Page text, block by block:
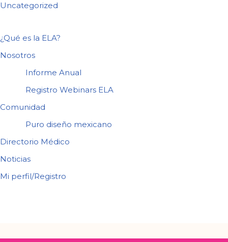
Uncategorized
¿Qué es la ELA?
Nosotros
Informe Anual
Registro Webinars ELA
Comunidad
Puro diseño mexicano
Directorio Médico
Noticias
Mi perfil/Registro